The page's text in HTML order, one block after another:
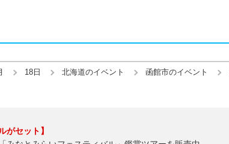
18日 北海道のイベント 函館市のイベント
がセット】